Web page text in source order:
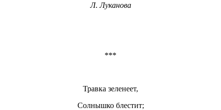
Л. Луканова
***
Травка зеленеет,
Солнышко блестит;